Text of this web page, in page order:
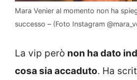
Mara Venier al momento non ha
successo – (Foto Instagram
La vip però non ha dato
cosa sia accaduto. Ha